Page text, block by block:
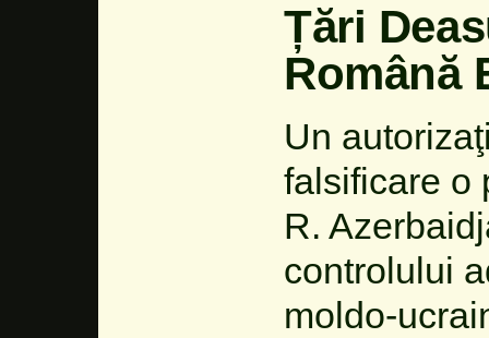
Țări
Română
Un
falsificare o
R.
controlului
moldo-